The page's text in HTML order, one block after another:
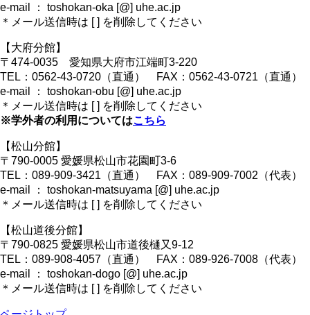
e-mail ： toshokan-oka [@] uhe.ac.jp
＊メール送信時は [ ] を削除してください
【大府分館】
〒474-0035 愛知県大府市江端町3-220
TEL：0562-43-0720（直通） FAX：0562-43-0721（直通）
e-mail ： toshokan-obu [@] uhe.ac.jp
＊メール送信時は [ ] を削除してください
※学外者の利用についてはこちら
【松山分館】
〒790-0005 愛媛県松山市花園町3-6
TEL：089-909-3421（直通） FAX：089-909-7002（代表）
e-mail ： toshokan-matsuyama [@] uhe.ac.jp
＊メール送信時は [ ] を削除してください
【松山道後分館】
〒790-0825 愛媛県松山市道後樋又9-12
TEL：089-908-4057（直通） FAX：089-926-7008（代表）
e-mail ： toshokan-dogo [@] uhe.ac.jp
＊メール送信時は [ ] を削除してください